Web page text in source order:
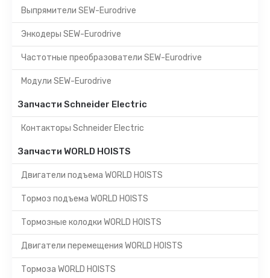
Выпрямители SEW-Eurodrive
Энкодеры SEW-Eurodrive
Частотные преобразователи SEW-Eurodrive
Модули SEW-Eurodrive
Запчасти Schneider Electric
Контакторы Schneider Electric
Запчасти WORLD HOISTS
Двигатели подъема WORLD HOISTS
Тормоз подъема WORLD HOISTS
Тормозные колодки WORLD HOISTS
Двигатели перемещения WORLD HOISTS
Тормоза WORLD HOISTS